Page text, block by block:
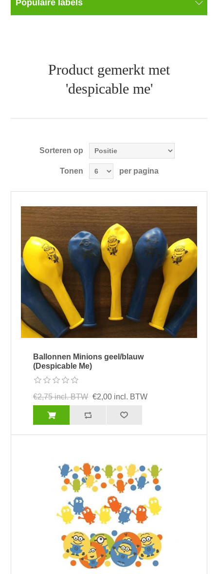
Populaire labels
Product gemerkt met
'despicable me'
Sorteren op
Tonen per pagina
Ballonnen Minions geel/blauw
(Despicable Me)
€2,75 incl. BTW €2,00 incl. BTW